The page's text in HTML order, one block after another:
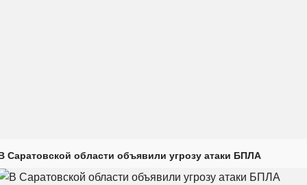
Саратовской области объявили угрозу атаки БПЛА